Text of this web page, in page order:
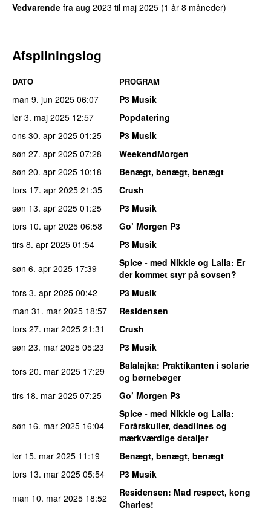
Vedvarende fra aug 2023 til maj 2025 (1 år 8 måneder)
Afspilningslog
DATO PROGRAM
man 9. jun 2025 06:07
P3 Musik
lør 3. maj 2025 12:57
Popdatering
ons 30. apr 2025 01:25
P3 Musik
søn 27. apr 2025 07:28
WeekendMorgen
søn 20. apr 2025 10:18
Benægt, benægt, benægt
tors 17. apr 2025 21:35
Crush
søn 13. apr 2025 01:25
P3 Musik
tors 10. apr 2025 06:58
Go’ Morgen P3
tirs 8. apr 2025 01:54
P3 Musik
søn 6. apr 2025 17:39 Spice - med Nikkie og Laila: Er
der kommet styr på sovsen?
tors 3. apr 2025 00:42
P3 Musik
man 31. mar 2025 18:57
Residensen
tors 27. mar 2025 21:31
Crush
søn 23. mar 2025 05:23
P3 Musik
tors 20. mar 2025 17:29 Balalajka: Praktikanten i solarie
og børnebøger
tirs 18. mar 2025 07:25 Go’ Morgen P3
søn 16. mar 2025 16:04
Spice - med Nikkie og Laila:
Forårskuller, deadlines og
mærkværdige detaljer
lør 15. mar 2025 11:19
Benægt, benægt, benægt
tors 13. mar 2025 05:54
P3 Musik
man 10. mar 2025 18:52 Residensen: Mad respect, kong
Charles!